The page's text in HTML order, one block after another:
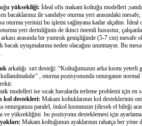
yüksekliği: İdeal ofis makam koltuğu modelleri
bacaklarınız ile sandalye oturma yeri arasındaki
oturma yerinizi bu işlemi sağlayana kadar alçaltın.
yeri derinliğinin de ikinci önemli husustur,
arasında bir yumruk genişliğinde (5-7 cm) mesafe
bacak uyuşmalarına neden olacağını unutmayın. Bu
arkalığı sırt desteği: “Koltuğunuzun arka kısmı
kullanılmalıdır” , oturma pozisyonunda omurganın
modelleri ise sıcak havalarda terleme problemi için
kol destekleri: Makam koltuklarının kol desteklerinin
omurganıza paralel, önkol kısmınızın (dirsek el bileği
ve yüksekliğini bu pozisyonu desteklemesi için
Makam koltuğunun ayaklarının rahatça her